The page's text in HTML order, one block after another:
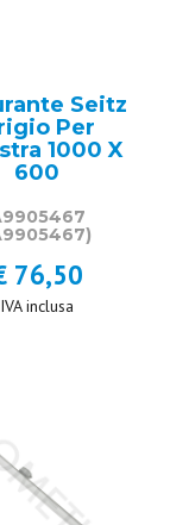
Seitz
Per
1000 X
600
76,50
IVA inclusa